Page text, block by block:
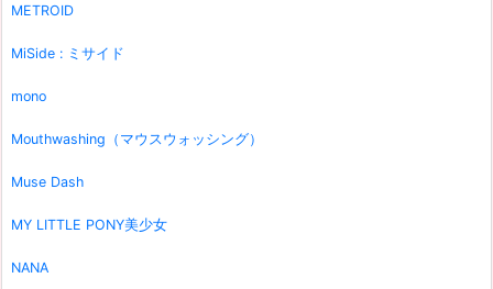
METROID
MiSide : ミサイド
mono
Mouthwashing（マウスウォッシング）
Muse Dash
MY LITTLE PONY美少女
NANA